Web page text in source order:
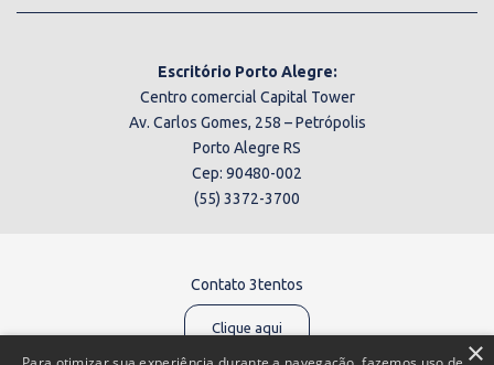
Escritório Porto Alegre:
Centro comercial Capital Tower
Av. Carlos Gomes, 258 – Petrópolis
Porto Alegre RS
Cep: 90480-002
(55) 3372-3700
Contato 3tentos
Clique aqui
×